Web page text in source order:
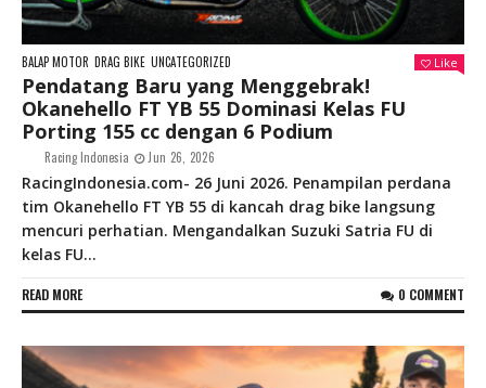
BALAP MOTOR DRAG BIKE UNCATEGORIZED Like
Pendatang Baru yang Menggebrak!
Okanehello FT YB 55 Dominasi Kelas FU
Porting 155 cc dengan 6 Podium
Racing Indonesia Jun 26, 2026
RacingIndonesia.com- 26 Juni 2026. Penampilan perdana
tim Okanehello FT YB 55 di kancah drag bike langsung
mencuri perhatian. Mengandalkan Suzuki Satria FU di
kelas FU...
READ MORE 0 COMMENT